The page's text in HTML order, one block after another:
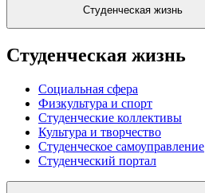
Студенческая жизнь
Студенческая жизнь
Социальная сфера
Физкультура и спорт
Студенческие коллективы
Культура и творчество
Студенческое самоуправление
Студенческий портал